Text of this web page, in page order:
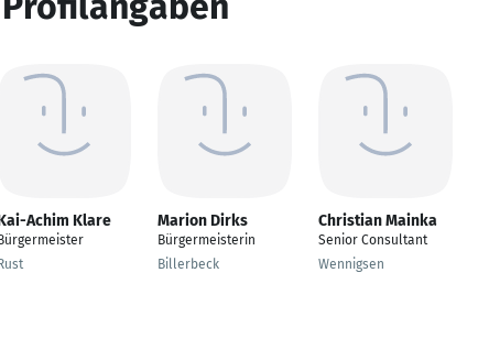
Achim Klare
Bürgermeister
Rust
Marion Dirks
Bürgermeisterin
Billerbeck
Christian Mainka
Senior Consultant
Wennigsen